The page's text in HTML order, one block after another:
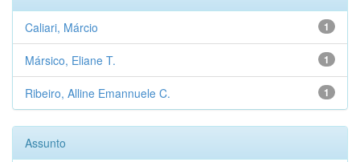
1
Caliari, Márcio
1
Mársico, Eliane T.
1
Ribeiro, Alline Emannuele C.
Assunto